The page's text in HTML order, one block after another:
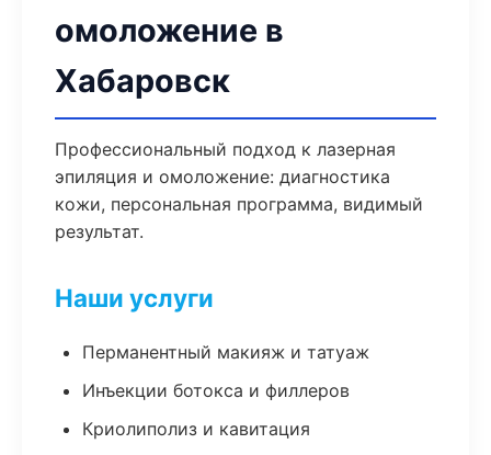
омоложение в
Хабаровск
Профессиональный подход к лазерная
эпиляция и омоложение: диагностика
кожи, персональная программа, видимый
результат.
Наши услуги
Перманентный макияж и татуаж
Инъекции ботокса и филлеров
Криолиполиз и кавитация